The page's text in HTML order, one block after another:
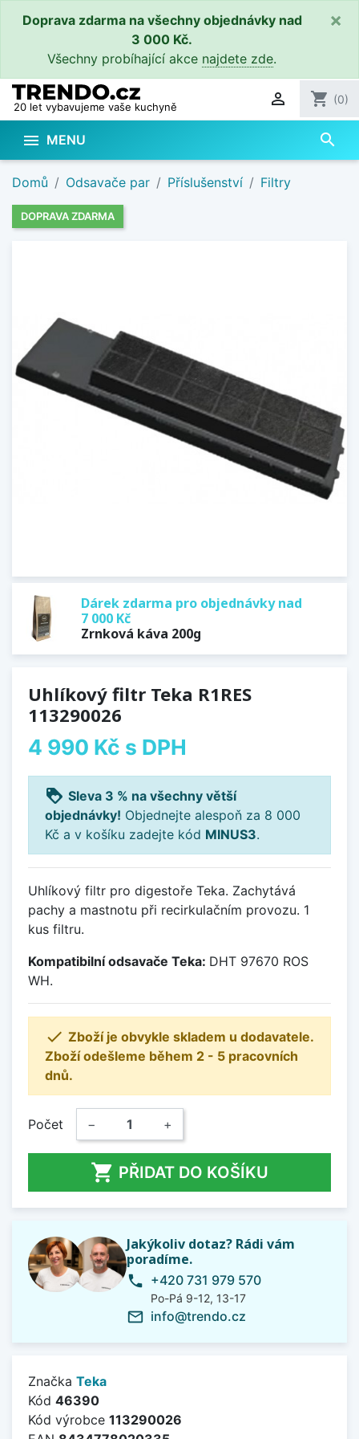
Doprava zdarma na všechny objednávky nad
3 000 Kč.
Všechny probíhající akce najdete zde.
×
20 let vybavujeme vaše kuchyně  shopping_cart (0)
 MENU search
Domů Odsavače par Příslušenství Filtry
DOPRAVA ZDARMA
Dárek zdarma pro objednávky nad
7 000 Kč
Zrnková káva 200g
Uhlíkový filtr Teka R1RES
113290026
4 990 Kč s DPH
loyalty Sleva 3 % na všechny větší
objednávky! Objednejte alespoň za 8 000
Kč a v košíku zadejte kód MINUS3.
Uhlíkový filtr pro digestoře Teka. Zachytává
pachy a mastnotu při recirkulačním provozu. 1
kus filtru.
Kompatibilní odsavače Teka: DHT 97670 ROS
WH.
 Zboží je obvykle skladem u dodavatele.
Zboží odešleme během 2 - 5 pracovních
dnů.
Počet − +
 PŘIDAT DO KOŠÍKU
Jakýkoliv dotaz? Rádi vám
poradíme.
phone +420 731 979 570
Po-Pá 9-12, 13-17
mail_outline info@trendo.cz
Značka Teka
Kód 46390
Kód výrobce 113290026